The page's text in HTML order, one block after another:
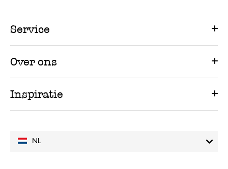
NL
Service
Over ons
Inspiratie